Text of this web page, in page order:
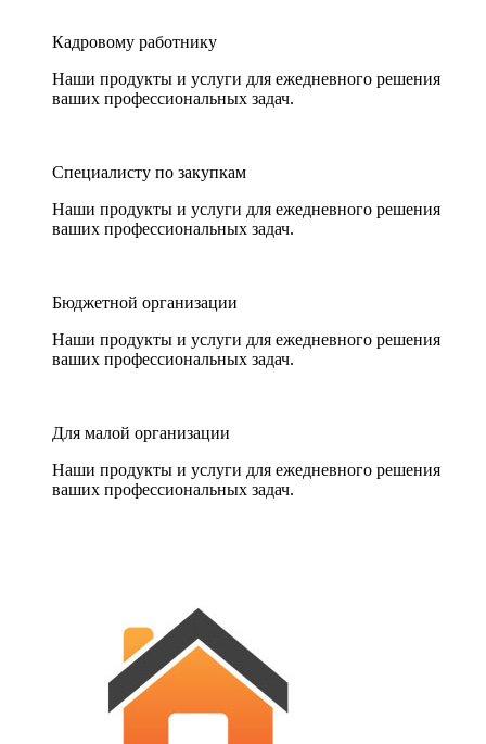
Кадровому работнику
Наши продукты и услуги для ежедневного решения
ваших профессиональных задач.
Специалисту по закупкам
Наши продукты и услуги для ежедневного решения
ваших профессиональных задач.
Бюджетной организации
Наши продукты и услуги для ежедневного решения
ваших профессиональных задач.
Для малой организации
Наши продукты и услуги для ежедневного решения
ваших профессиональных задач.